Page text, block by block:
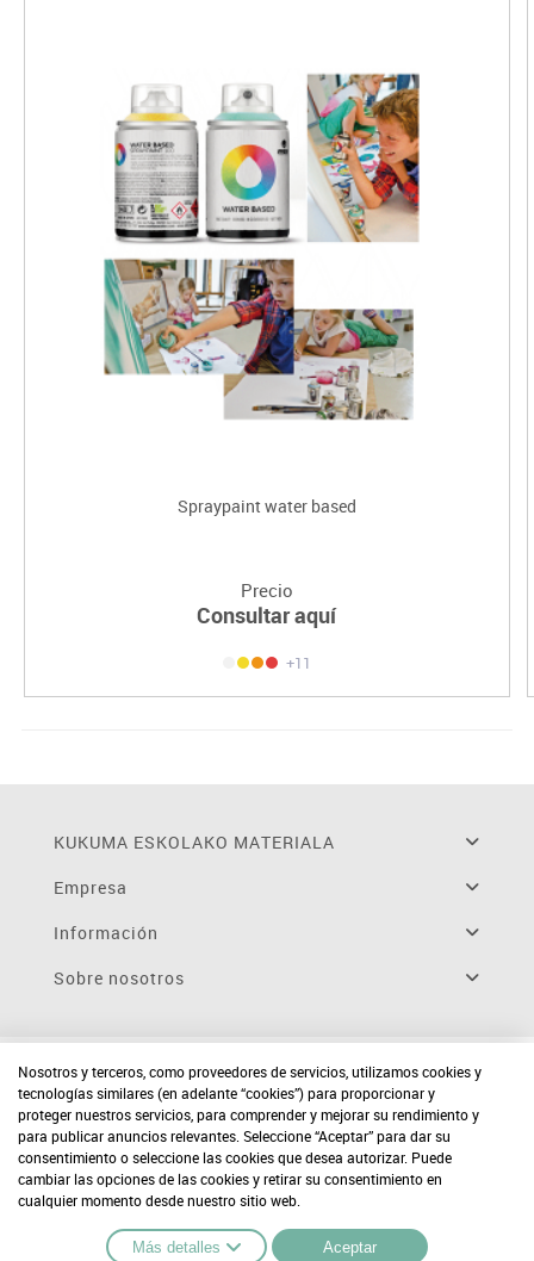
Spraypaint water based
Precio
Consultar aquí
+11
KUKUMA ESKOLAKO MATERIALA
Empresa
Información
Sobre nosotros
Nosotros y terceros, como proveedores de servicios, utilizamos cookies y
tecnologías similares (en adelante “cookies”) para proporcionar y
proteger nuestros servicios, para comprender y mejorar su rendimiento y
para publicar anuncios relevantes. Seleccione “Aceptar” para dar su
consentimiento o seleccione las cookies que desea autorizar. Puede
cambiar las opciones de las cookies y retirar su consentimiento en
cualquier momento desde nuestro sitio web.
Más detalles Aceptar